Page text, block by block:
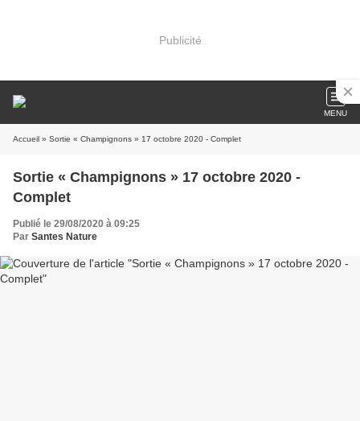
Publicité
MENU
Accueil » Sortie « Champignons » 17 octobre 2020 - Complet
Sortie « Champignons » 17 octobre 2020 -
Complet
Publié le 29/08/2020 à 09:25
Par Santes Nature